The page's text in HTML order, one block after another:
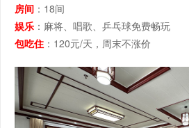
房间 ：18间
娱乐 ：麻将、唱歌、乒乓球免费畅玩
包吃住 ：120元/天，周末不涨价